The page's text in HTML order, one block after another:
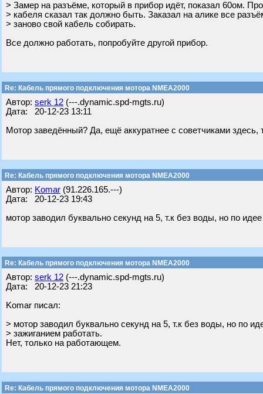
> Замер на разъёме, который в прибор идёт, показал 60ом.
> кабеля сказал так должно быть. Заказал на алике все
> заново свой кабель собирать.
Все должно работать, попробуйте другой прибор.
Re: Кабель прямого подключения мотора NMEA2000
Автор: serk 12 (---.dynamic.spd-mgts.ru)
Дата: 20-12-23 13:11
Мотор заведённый? Да, ещё аккуратнее с советчиками здесь,
Re: Кабель прямого подключения мотора NMEA2000
Автор: Komar (91.226.165.---)
Дата: 20-12-23 19:43
мотор заводил буквально секунд на 5, т.к без воды, но по
Re: Кабель прямого подключения мотора NMEA2000
Автор: serk 12 (---.dynamic.spd-mgts.ru)
Дата: 20-12-23 21:23
Komar писал:
> мотор заводил буквально секунд на 5, т.к без воды, но по
> зажиганием работать.
Нет, только на работающем.
Re: Кабель прямого подключения мотора NMEA2000